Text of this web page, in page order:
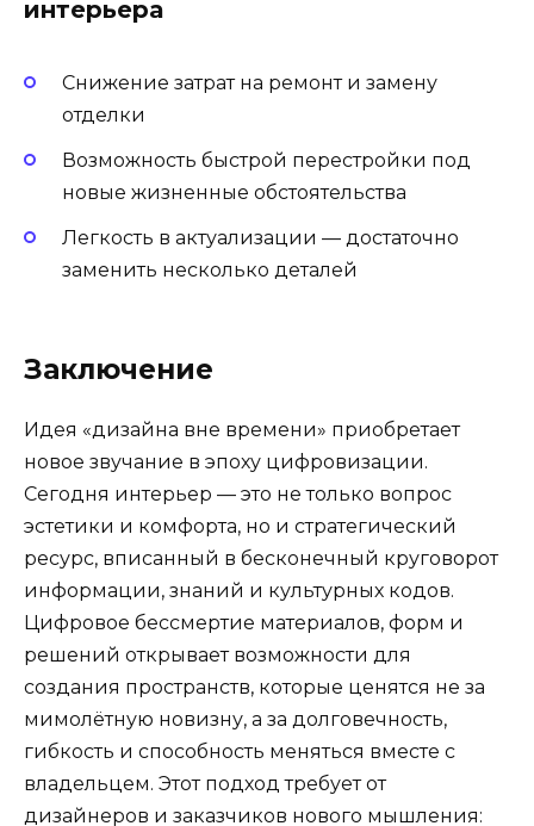
интерьера
Снижение затрат на ремонт и замену
отделки
Возможность быстрой перестройки под
новые жизненные обстоятельства
Легкость в актуализации — достаточно
заменить несколько деталей
Заключение
Идея «дизайна вне времени» приобретает
новое звучание в эпоху цифровизации.
Сегодня интерьер — это не только вопрос
эстетики и комфорта, но и стратегический
ресурс, вписанный в бесконечный круговорот
информации, знаний и культурных кодов.
Цифровое бессмертие материалов, форм и
решений открывает возможности для
создания пространств, которые ценятся не за
мимолётную новизну, а за долговечность,
гибкость и способность меняться вместе с
владельцем. Этот подход требует от
дизайнеров и заказчиков нового мышления: